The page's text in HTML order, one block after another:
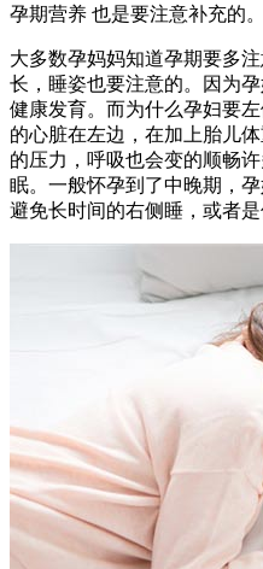
孕期营养 也是要注意补充的。
大多数孕妈妈知道孕期要多
长，睡姿也要注意的。因为
健康发育。而为什么孕妇要
的心脏在左边，在加上胎儿
的压力，呼吸也会变的顺畅
眠。一般怀孕到了中晚期，
避免长时间的右侧睡，或者是